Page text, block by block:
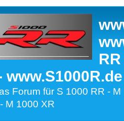
Forum für S 1000 RR -
M 1000 XR